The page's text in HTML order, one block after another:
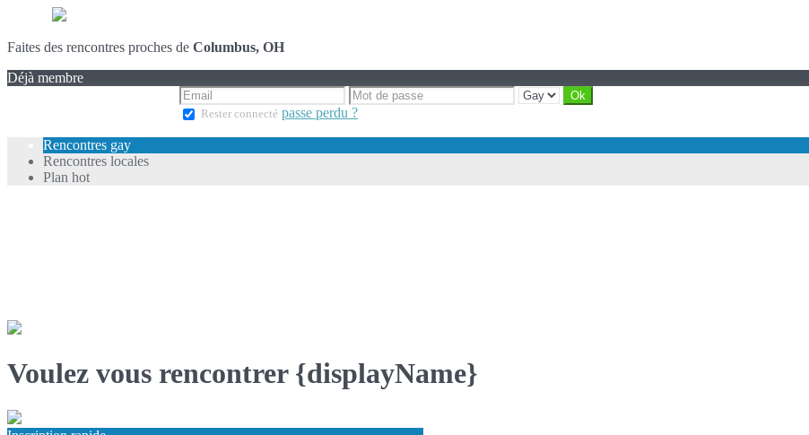
Faites des rencontres proches de Columbus, OH
Déjà membre
Rester connecté passe perdu ?
Rencontres gay
Rencontres locales
Plan hot
Voulez vous rencontrer {displayName}